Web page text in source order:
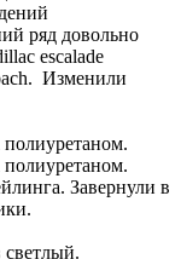
ряд довольно
escalade
Изменили
Завернули в